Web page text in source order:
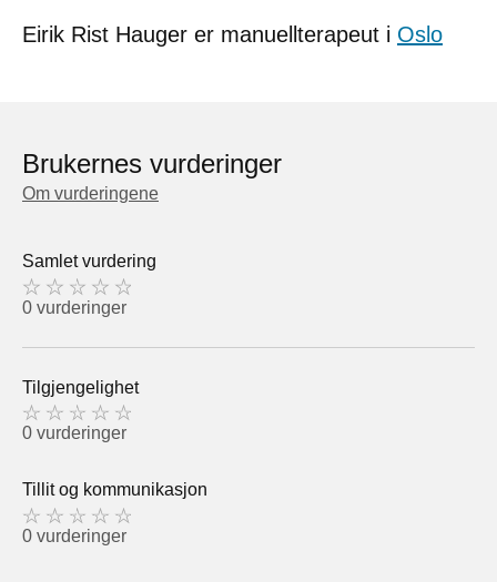
Eirik Rist Hauger er manuellterapeut i Oslo
Brukernes vurderinger
Om vurderingene
Samlet vurdering
0 vurderinger
Tilgjengelighet
0 vurderinger
Tillit og kommunikasjon
0 vurderinger